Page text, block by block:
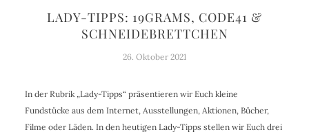
LADY-TIPPS: 19GRAMS, CODE41 &
SCHNEIDEBRETTCHEN
26. Oktober 2021
In der Rubrik „Lady-Tipps“ präsentieren wir Euch kleine
Fundstücke aus dem Internet, Ausstellungen, Aktionen, Bücher,
Filme oder Läden. In den heutigen Lady-Tipps stellen wir Euch drei